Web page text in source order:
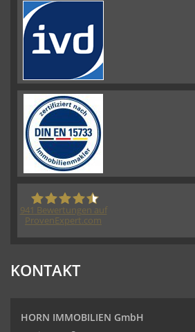
HORN IMMOBILIEN GmbH
941 Bewertungen auf
ProvenExpert.com
KONTAKT
HORN IMMOBILIEN GmbH